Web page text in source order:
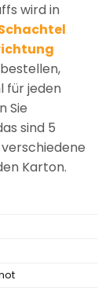
wird in
für jeden
Sie
sind 5
Karton.